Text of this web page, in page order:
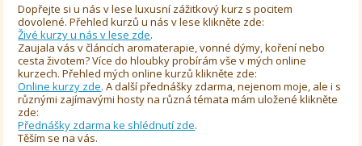
Dopřejte si u nás v lese luxusní zážitkový kurz s pocitem
dovolené. Přehled kurzů u nás v lese klikněte zde:
Živé kurzy u nás v lese zde.
Zaujala vás v článcích aromaterapie, vonné dýmy, koření nebo
cesta životem? Více do hloubky probírám vše v mých online
kurzech. Přehled mých online kurzů klikněte zde:
Online kurzy zde. A další přednášky zdarma, nejenom moje, ale i s
různými zajímavými hosty na různá témata mám uložené klikněte
zde:
Přednášky zdarma ke shlédnutí zde.
Těším se na vás.